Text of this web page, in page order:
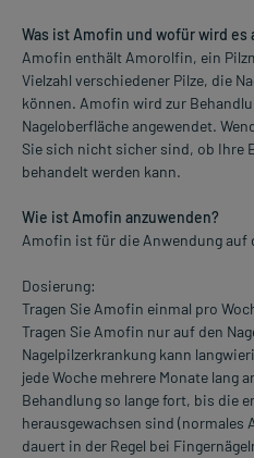
Was ist Amofin und wofür wird es
Amofin enthält Amorolfin, ein
Vielzahl verschiedener Pilze, die
können. Amofin wird zur
Nageloberfläche angewendet.
Sie sich nicht sicher sind, ob Ihre
behandelt werden kann.
Wie ist Amofin anzuwenden?
Amofin ist für die Anwendung auf
Dosierung:
Tragen Sie Amofin einmal pro
Tragen Sie Amofin nur auf den
Nagelpilzerkrankung kann
jede Woche mehrere Monate lang
Behandlung so lange fort, bis die
herausgewachsen sind (normales
dauert in der Regel bei